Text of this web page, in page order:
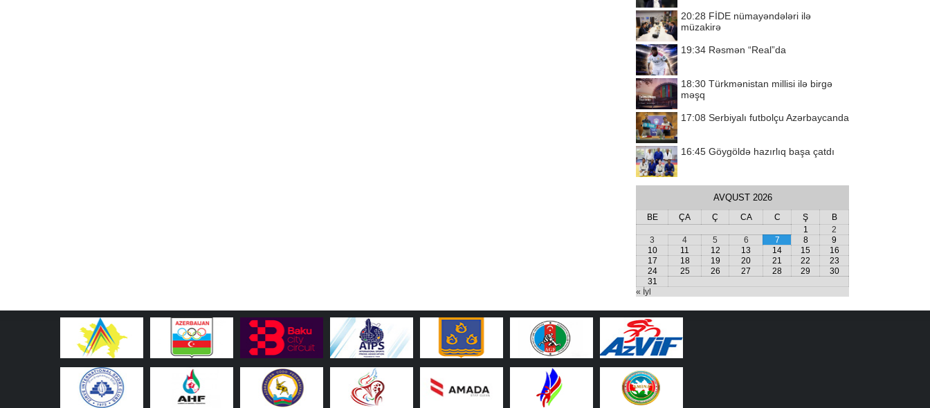
20:28 FİDE nümayəndələri ilə
müzakirə
19:34 Rəsmən “Real”da
18:30 Türkmənistan millisi ilə birgə
məşq
17:08 Serbiyalı futbolçu Azərbaycanda
16:45 Göygöldə hazırlıq başa çatdı
AVQUST 2026
BE ÇA Ç CA C Ş
B
1
2
3
4 5 6 7 8
9
10
11 12 13 14 15
16
17
18 19 20 21 22
23
24
25 26 27 28 29
30
31
« İyl